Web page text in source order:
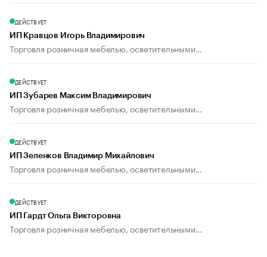
ДЕЙСТВУЕТ
ИП Кравцов Игорь Владимирович
Торговля розничная мебелью, осветительными...
ДЕЙСТВУЕТ
ИП Зубарев Максим Владимирович
Торговля розничная мебелью, осветительными...
ДЕЙСТВУЕТ
ИП Зеленков Владимир Михайлович
Торговля розничная мебелью, осветительными...
ДЕЙСТВУЕТ
ИП Гардт Ольга Викторовна
Торговля розничная мебелью, осветительными...